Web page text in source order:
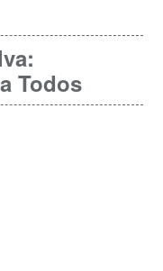
Todos